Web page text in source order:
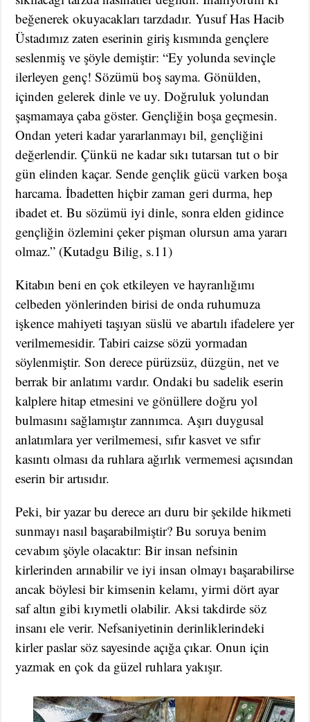
beğenerek okuyacakları tarzdadır. Yusuf Has Hacib
Üstadımız zaten eserinin giriş kısmında gençlere
seslenmiş ve şöyle demiştir: “Ey yolunda sevinçle
ilerleyen genç! Sözümü boş sayma. Gönülden,
içinden gelerek dinle ve uy. Doğruluk yolundan
şaşmamaya çaba göster. Gençliğin boşa geçmesin.
Ondan yeteri kadar yararlanmayı bil, gençliğini
değerlendir. Çünkü ne kadar sıkı tutarsan tut o bir
gün elinden kaçar. Sende gençlik gücü varken boşa
harcama. İbadetten hiçbir zaman geri durma, hep
ibadet et. Bu sözümü iyi dinle, sonra elden gidince
gençliğin özlemini çeker pişman olursun ama yararı
olmaz.” (Kutadgu Bilig, s.11)
Kitabın beni en çok etkileyen ve hayranlığımı
celbeden yönlerinden birisi de onda ruhumuza
işkence mahiyeti taşıyan süslü ve abartılı ifadelere yer
verilmemesidir. Tabiri caizse sözü yormadan
söylenmiştir. Son derece pürüzsüz, düzgün, net ve
berrak bir anlatımı vardır. Ondaki bu sadelik eserin
kalplere hitap etmesini ve gönüllere doğru yol
bulmasını sağlamıştır zannımca. Aşırı duygusal
anlatımlara yer verilmemesi, sıfır kasvet ve sıfır
kasıntı olması da ruhlara ağırlık vermemesi açısından
eserin bir artısıdır.
Peki, bir yazar bu derece arı duru bir şekilde hikmeti
sunmayı nasıl başarabilmiştir? Bu soruya benim
cevabım şöyle olacaktır: Bir insan nefsinin
kirlerinden arınabilir ve iyi insan olmayı başarabilirse
ancak böylesi bir kimsenin kelamı, yirmi dört ayar
saf altın gibi kıymetli olabilir. Aksi takdirde söz
insanı ele verir. Nefsaniyetinin derinliklerindeki
kirler paslar söz sayesinde açığa çıkar. Onun için
yazmak en çok da güzel ruhlara yakışır.